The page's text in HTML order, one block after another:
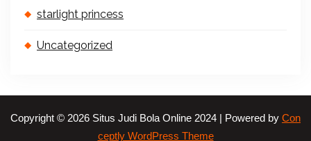
starlight princess
Uncategorized
Copyright © 2026 Situs Judi Bola Online 2024 | Powered by Con
ceptly WordPress Theme